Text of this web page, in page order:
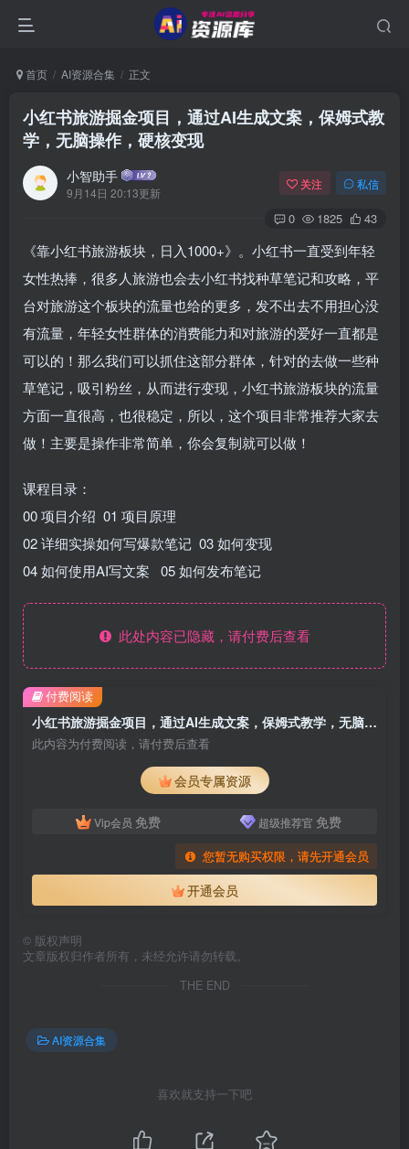
首页 AI资源合集 正文
小红书旅游掘金项目，通过AI生成文案，保姆式教
学，无脑操作，硬核变现
小智助手
9月14日 20:13更新
关注 私信
0 1825 43
《靠小红书旅游板块，日入1000+》。小红书一直受到年轻
女性热捧，很多人旅游也会去小红书找种草笔记和攻略，平
台对旅游这个板块的流量也给的更多，发不出去不用担心没
有流量，年轻女性群体的消费能力和对旅游的爱好一直都是
可以的！那么我们可以抓住这部分群体，针对的去做一些种
草笔记，吸引粉丝，从而进行变现，小红书旅游板块的流量
方面一直很高，也很稳定，所以，这个项目非常推荐大家去
做！主要是操作非常简单，你会复制就可以做！
课程目录：
00 项目介绍 01 项目原理
02 详细实操如何写爆款笔记 03 如何变现
04 如何使用AI写文案 05 如何发布笔记
此处内容已隐藏，请付费后查看
小红书旅游掘金项目，通过AI生成文案，保姆式教学，无脑操作，硬核变现
此内容为付费阅读，请付费后查看
会员专属资源
Vip会员 免费 超级推荐官 免费
您暂无购买权限，请先开通会员
开通会员
付费阅读
© 版权声明
文章版权归作者所有，未经允许请勿转载。
THE END
AI资源合集
喜欢就支持一下吧